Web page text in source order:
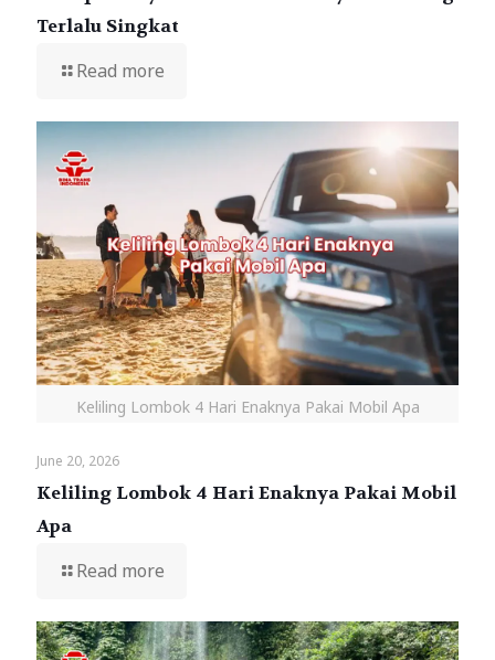
Terlalu Singkat
Read more
Keliling Lombok 4 Hari Enaknya Pakai Mobil Apa
June 20, 2026
Keliling Lombok 4 Hari Enaknya Pakai Mobil
Apa
Read more